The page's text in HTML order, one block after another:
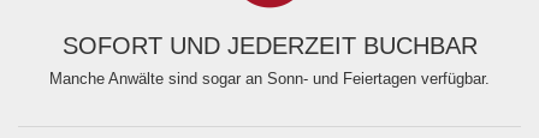
SOFORT UND JEDERZEIT BUCHBAR
Manche Anwälte sind sogar an Sonn- und Feiertagen verfügbar.